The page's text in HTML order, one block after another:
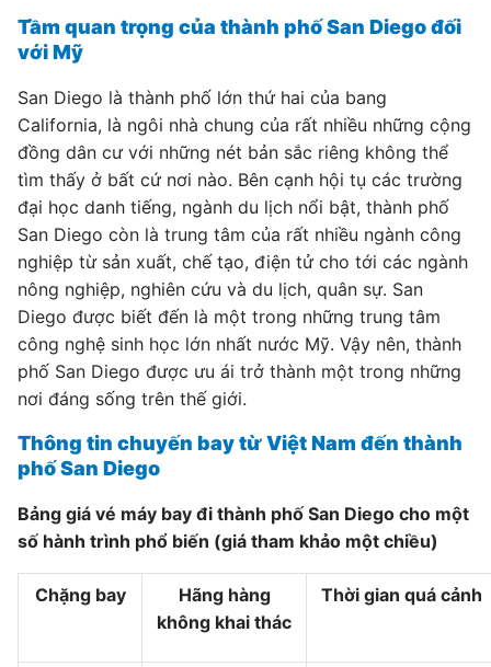
Tầm quan trọng của thành phố San Diego đối
với Mỹ
San Diego là thành phố lớn thứ hai của bang
California, là ngôi nhà chung của rất nhiều những cộng
đồng dân cư với những nét bản sắc riêng không thể
tìm thấy ở bất cứ nơi nào. Bên cạnh hội tụ các trường
đại học danh tiếng, ngành du lịch nổi bật, thành phố
San Diego còn là trung tâm của rất nhiều ngành công
nghiệp từ sản xuất, chế tạo, điện tử cho tới các ngành
nông nghiệp, nghiên cứu và du lịch, quân sự. San
Diego được biết đến là một trong những trung tâm
công nghệ sinh học lớn nhất nước Mỹ. Vậy nên, thành
phố San Diego được ưu ái trở thành một trong những
nơi đáng sống trên thế giới.
Thông tin chuyến bay từ Việt Nam đến thành
phố San Diego
Bảng giá vé máy bay đi thành phố San Diego cho một
số hành trình phổ biến (giá tham khảo một chiều)
Chặng bay
Hãng hàng
không khai thác
Thời gian quá cảnh